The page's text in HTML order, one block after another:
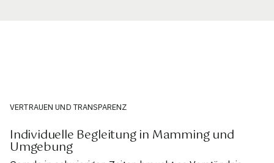
VERTRAUEN UND TRANSPARENZ
Individuelle Begleitung in Mamming und
Umgebung